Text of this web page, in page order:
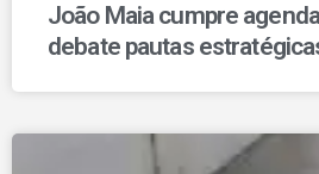
João Maia cumpre
debate pautas